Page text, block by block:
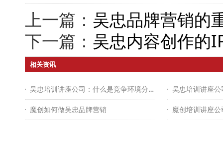
上一篇： 吴忠品牌营销的
下一篇： 吴忠内容创作的
相关资讯
吴忠培训讲座公司：什么是竞争环境分析？
魔创如何做吴忠品牌营销